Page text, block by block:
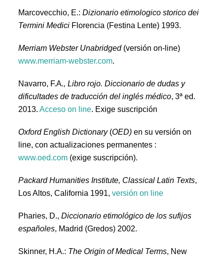
Marcovecchio, E.:Dizionario etimologico storico dei
Termini Medici Florencia (Festina Lente) 1993.
Merriam Webster Unabridged(versión on-line)
www.merriam-webster.com.
Navarro, F.A., Libro rojo. Diccionario de dudas y
dificultades de traducción del inglés médico, 3ª ed.
2013.Acceso on line. Exige suscripción
Oxford English Dictionary(OED) en su versión on
line, con actualizaciones permanentes :
www.oed.com (exige suscripción).
Packard Humanities Institute, Classical Latin Texts,
Los Altos, California 1991,versión on line
Pharies, D.,Diccionario etimológico de los sufijos
españoles, Madrid (Gredos) 2002.
Skinner, H.A.: The Origin of Medical Terms, New